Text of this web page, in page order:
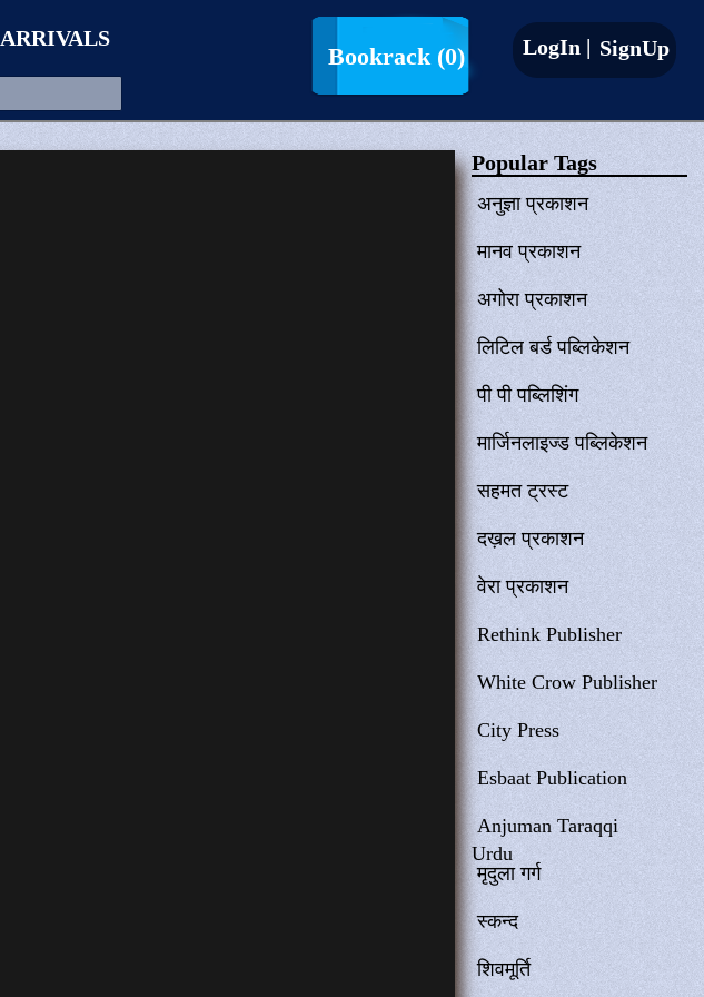
ARRIVALS
Bookrack (0) LogIn | SignUp
Popular Tags
अनुज्ञा प्रकाशन
मानव प्रकाशन
अगोरा प्रकाशन
लिटिल बर्ड पब्लिकेशन
पी पी पब्लिशिंग
मार्जिनलाइज्ड पब्लिकेशन
सहमत ट्रस्ट
दख़ल प्रकाशन
वेरा प्रकाशन
Rethink Publisher
White Crow Publisher
City Press
Esbaat Publication
Anjuman Taraqqi
Urdu
मृदुला गर्ग
स्कन्द
शिवमूर्ति